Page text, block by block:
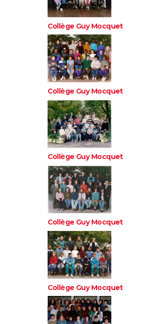
Collège Guy Mocquet
Collège Guy Mocquet
Collège Guy Mocquet
Collège Guy Mocquet
Collège Guy Mocquet